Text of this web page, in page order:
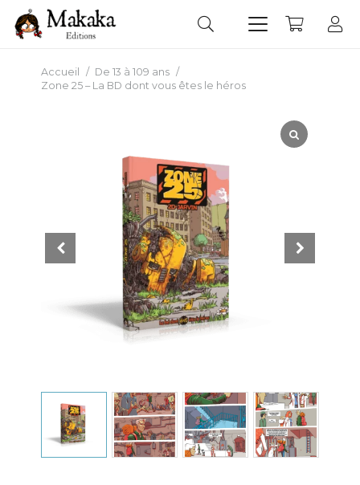
Accueil / De 13 à 109 ans /
Zone 25 – La BD dont vous êtes le héros